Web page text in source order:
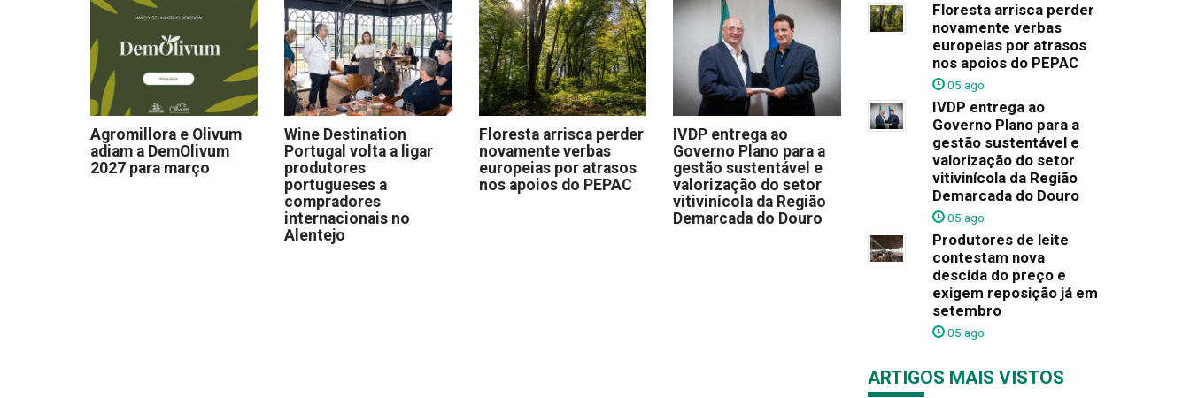
Agromillora e Olivum
adiam a DemOlivum
2027 para março
Wine Destination
Portugal volta a ligar
produtores
portugueses a
compradores
internacionais no
Alentejo
Floresta arrisca perder
novamente verbas
europeias por atrasos
nos apoios do PEPAC
IVDP entrega ao
Governo Plano para a
gestão sustentável e
valorização do setor
vitivinícola da Região
Demarcada do Douro
Floresta arrisca perder
novamente verbas
europeias por atrasos
nos apoios do PEPAC
05 ago
IVDP entrega ao
Governo Plano para a
gestão sustentável e
valorização do setor
vitivinícola da Região
Demarcada do Douro
05 ago
Produtores de leite
contestam nova
descida do preço e
exigem reposição já em
setembro
05 ago
ARTIGOS MAIS VISTOS